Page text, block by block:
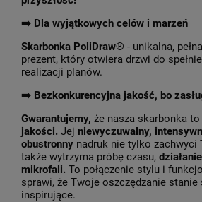
➡️ Dla wyjątkowych celów i marzeń
Skarbonka PoliDraw® - unikalna,
prezent, który otwiera drzwi do
realizacji planów.
➡️ Bezkonkurencyjna jakość, bo
Gwarantujemy, że nasza skarbonka to
jakości. Jej niewyczuwalny,
obustronny nadruk nie tylko zachwyci
także wytrzyma próbę czasu,
mikrofali. To połączenie stylu i
sprawi, że Twoje oszczędzanie stanie
inspirujące.